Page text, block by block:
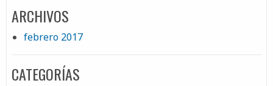
ARCHIVOS
febrero 2017
CATEGORÍAS